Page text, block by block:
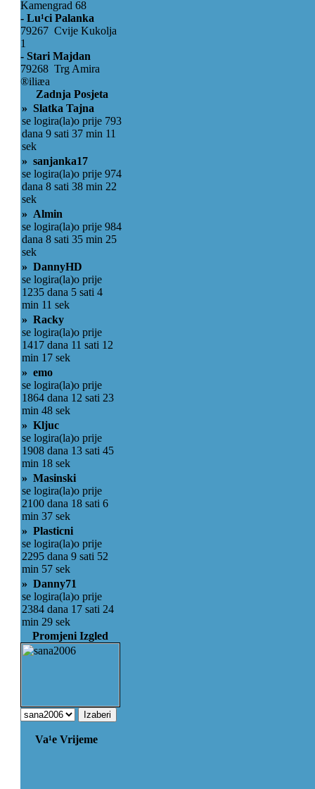
Kamengrad 68
- Lu¹ci Palanka
79267 Cvije Kukolja
1
- Stari Majdan
79268 Trg Amira
®iliæa
Zadnja Posjeta
» Slatka Tajna
se logira(la)o prije 793
dana 9 sati 37 min 11
sek
» sanjanka17
se logira(la)o prije 974
dana 8 sati 38 min 22
sek
» Almin
se logira(la)o prije 984
dana 8 sati 35 min 25
sek
» DannyHD
se logira(la)o prije
1235 dana 5 sati 4
min 11 sek
» Racky
se logira(la)o prije
1417 dana 11 sati 12
min 17 sek
» emo
se logira(la)o prije
1864 dana 12 sati 23
min 48 sek
» Kljuc
se logira(la)o prije
1908 dana 13 sati 45
min 18 sek
» Masinski
se logira(la)o prije
2100 dana 18 sati 6
min 37 sek
» Plasticni
se logira(la)o prije
2295 dana 9 sati 52
min 57 sek
» Danny71
se logira(la)o prije
2384 dana 17 sati 24
min 29 sek
Promjeni Izgled
Va¹e Vrijeme